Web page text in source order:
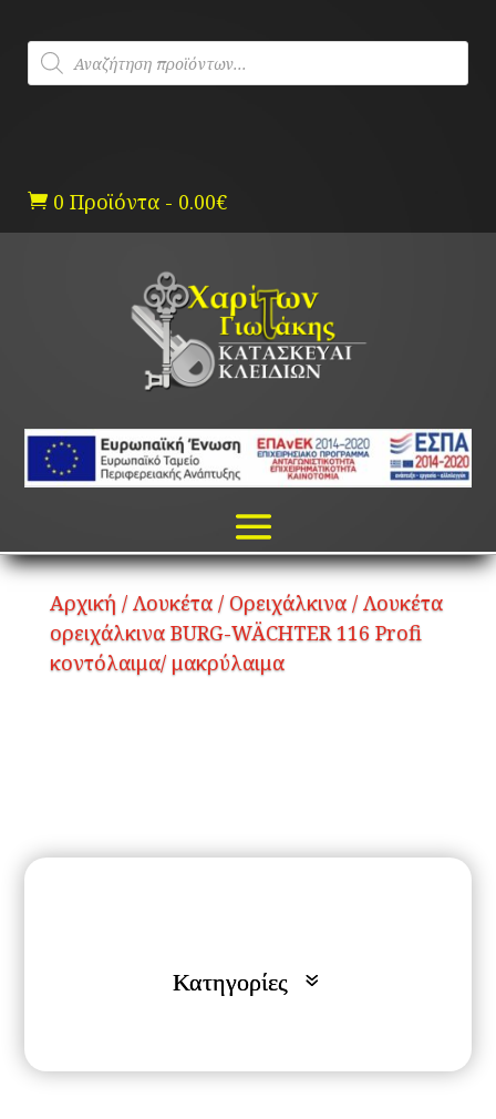
content
Products
search
 0 Προϊόντα - 0.00€
Αρχική / Λουκέτα/ Ορειχάλκινα/ Λουκέτα
ορειχάλκινα BURG-WÄCHTER 116 Profi
κοντόλαιμα/ μακρύλαιμα